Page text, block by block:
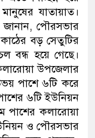
যাতায়াত।
পৌরসভার
বড় সেতুটির
বন্ধ হয়ে গেছে।
উপজেলার
পাশে ৬টি করে
৬টি ইউনিয়ন
পাশের কলারোয়া
ও পৌরসভার